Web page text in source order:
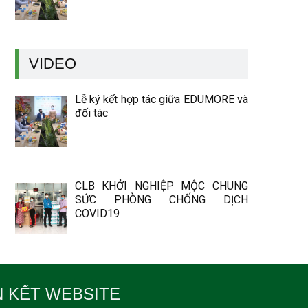
VIDEO
Lễ ký kết hợp tác giữa EDUMORE và
đối tác
CLB KHỞI NGHIỆP MỘC CHUNG
SỨC PHÒNG CHỐNG DỊCH
COVID19
KẾT WEBSITE